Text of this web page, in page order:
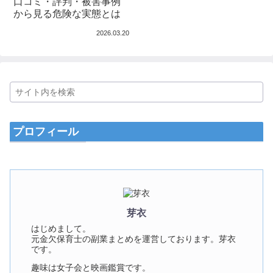
から見る危険な実態とは
2026.03.20
プロフィール
芽衣
はじめまして。
元金欠保育士の副業まとめを運営しております。芽衣
です。
趣味は女子会と映画鑑賞です。